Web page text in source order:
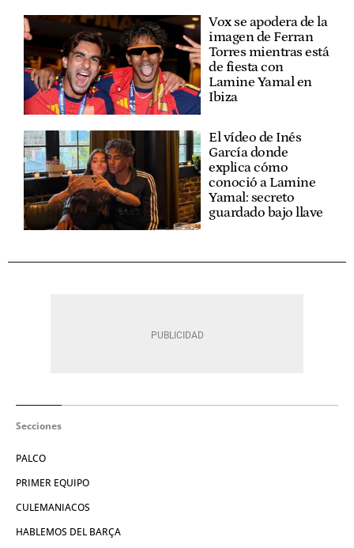
Vox se apodera de la
imagen de Ferran
Torres mientras está
de fiesta con
Lamine Yamal en
Ibiza
El vídeo de Inés
García donde
explica cómo
conoció a Lamine
Yamal: secreto
guardado bajo llave
Secciones
PALCO
PRIMER EQUIPO
CULEMANIACOS
HABLEMOS DEL BARÇA